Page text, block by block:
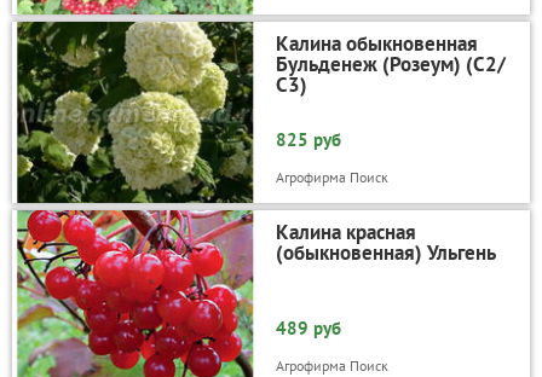
Калина обыкновенная
Бульденеж (Розеум) (С2/
С3)
825 руб
Агрофирма Поиск
Калина красная
(обыкновенная) Ульгень
489 руб
Агрофирма Поиск